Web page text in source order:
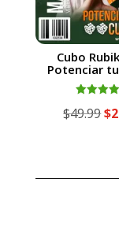
Cubo
Potenciar
con
$49.99El
$